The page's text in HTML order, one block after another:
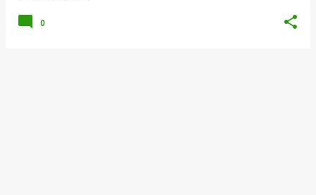
0